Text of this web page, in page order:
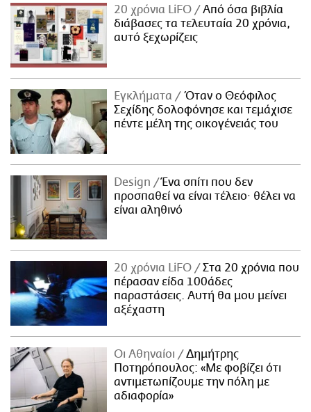
20 χρόνια LiFO
Από όσα βιβλία
διάβασες τα τελευταία 20 χρόνια,
αυτό ξεχωρίζεις
Εγκλήματα
Όταν ο Θεόφιλος
Σεχίδης δολοφόνησε και τεμάχισε
πέντε μέλη της οικογένειάς του
Design
Ένα σπίτι που δεν
προσπαθεί να είναι τέλειο· θέλει να
είναι αληθινό
20 χρόνια LiFO
Στα 20 χρόνια που
πέρασαν είδα 100άδες
παραστάσεις. Αυτή θα μου μείνει
αξέχαστη
Οι Αθηναίοι
Δημήτρης
Ποτηρόπουλος: «Με φοβίζει ότι
αντιμετωπίζουμε την πόλη με
αδιαφορία»